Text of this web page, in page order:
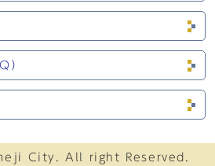
）
City. All right Reserved.